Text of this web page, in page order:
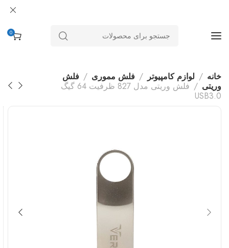
0
خانه لوازم کامپیوتر فلش مموری
فلش
وریتی
فلش وریتی مدل 827 ظرفیت 64 گیگ
USB3.0